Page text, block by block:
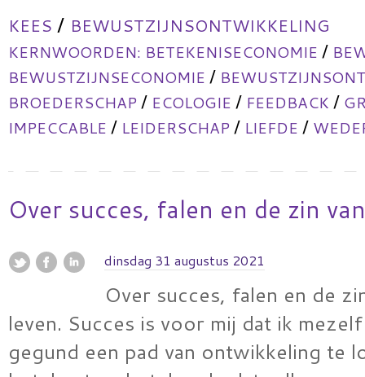
KEES / BEWUSTZIJNSONTWIKKELING
KERNWOORDEN: BETEKENISECONOMIE /
BEWUSTZIJNSECONOMIE /
BROEDERSCHAP / ECOLOGIE / FEEDBACK /
IMPECCABLE / LEIDERSCHAP / LIEFDE /
Over succes, falen en de zin
dinsdag 31 augustus 2021
Over succes, falen en de
leven. Succes is voor mij dat ik
gegund een pad van ontwikkeling te